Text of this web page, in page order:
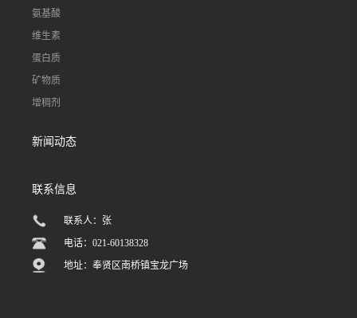
氨基酸
维生素
蛋白质
矿物质
增稠剂
新闻动态
联系信息
联系人：张
电话：021-60138328
地址：奉贤区南桥镇宝龙广场